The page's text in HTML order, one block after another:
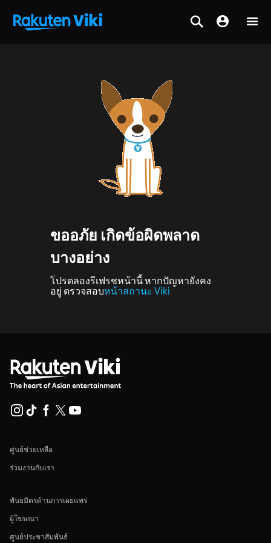
ขออภัย เกิดข้อผิดพลาด
บางอย่าง
โปรดลองรีเฟรชหน้านี้ หากปัญหายังคง
อยู่ ตรวจสอบหน้าสถานะ Viki
ศูนย์ช่วยเหลือ
ร่วมงานกับเรา
พันธมิตรด้านการเผยแพร่
ผู้โฆษณา
ศูนย์ประชาสัมพันธ์